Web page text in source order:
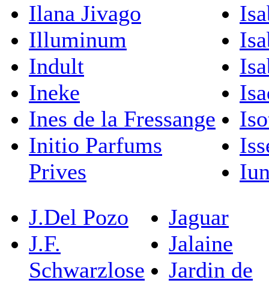
Ilana Jivago
Illuminum
Indult
Ineke
Ines de la Fressange
Initio Parfums
Prives
J.Del Pozo
J.F.
Schwarzlose
Jaguar
Jalaine
Jardin de